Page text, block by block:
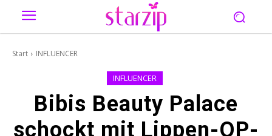
Start INFLUENCER
INFLUENCER
Bibis Beauty Palace
schockt mit Lippen-OP-